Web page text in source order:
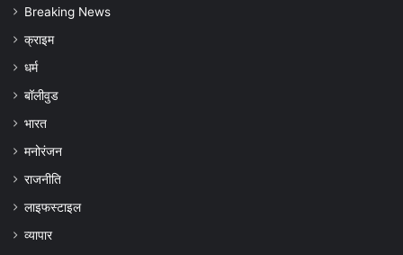
Breaking News
क्राइम
धर्म
बॉलीवुड
भारत
मनोरंजन
राजनीति
लाइफस्टाइल
व्यापार